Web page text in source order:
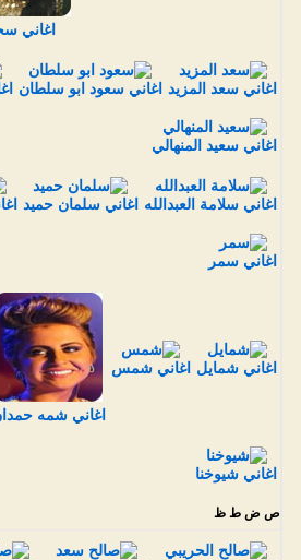
اغاني
اغاني سعد المزيد اغاني سعود ابو سلطان
اغاني سعيد المنهالي
اغاني سلامة العبدالله اغاني سلمان حميد
اغاني سمر
اغاني شمايل اغاني شمس
اغاني شمه
اغاني شيوخنا
ص ض ط ظ